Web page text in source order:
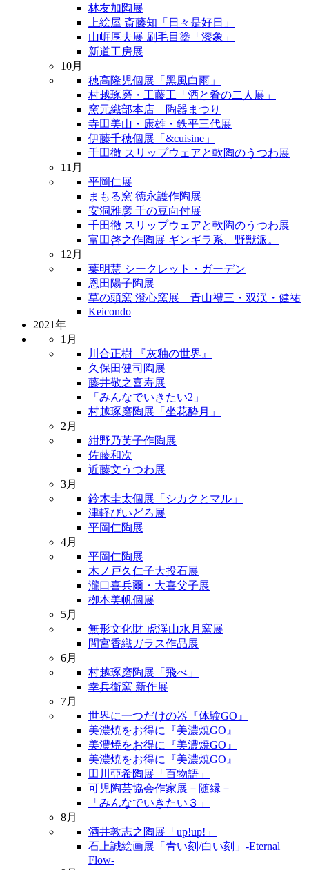
林友加陶展
上絵屋 斎藤知「日々是好日」
山㟁厚夫展 刷毛目塗「漆象」
新道工房展
10月
穂高隆児個展「黑風白雨」
村越琢磨・工藤工「酒と肴の二人展」
窯元織部本店 陶器まつり
寺田美山・康雄・鉄平三代展
伊藤千穂個展「&cuisine」
千田徹 スリップウェアと軟陶のうつわ展
11月
平岡仁展
まもる窯 徳永護作陶展
安洞雅彦 千の豆向付展
千田徹 スリップウェアと軟陶のうつわ展
富田啓之作陶展 ギンギラ系、野獣派。
12月
葉明慧 シークレット・ガーデン
恩田陽子陶展
草の頭窯 澄心窯展 青山禮三・双渓・健祐
Keicondo
2021年
1月
川合正樹 『灰釉の世界』
久保田健司陶展
藤井敬之喜寿展
「みんなでいきたい2」
村越琢磨陶展「坐花酔月」
2月
紺野乃芙子作陶展
佐藤和次
近藤文うつわ展
3月
鈴木圭太個展「シカクとマル」
津軽びいどろ展
平岡仁陶展
4月
平岡仁陶展
木ノ戸久仁子大投石展
瀧口喜兵爾・大喜父子展
栁本美帆個展
5月
無形文化財 虎渓山水月窯展
間宮香織ガラス作品展
6月
村越琢磨陶展「飛べ」
幸兵衛窯 新作展
7月
世界に一つだけの器『体験GO』
美濃焼をお得に『美濃焼GO』
美濃焼をお得に『美濃焼GO』
美濃焼をお得に『美濃焼GO』
田川亞希陶展「百物語」
可児陶芸協会作家展－随縁－
「みんなでいきたい３」
8月
酒井敦志之陶展「up!up!」
石上誠絵画展「青い刻/白い刻」-Eternal
Flow-